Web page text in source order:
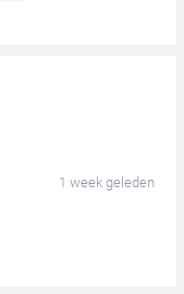
1 week geleden